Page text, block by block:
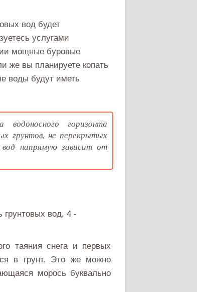
вод будет
услугами
мощные буровые
же вы планируете копать
воды будут иметь
горизонта
грунтов, не перекрытых
вод напрямую зависит от
вод, 4 -
таяния снега и первых
в грунт. Это же можно
морось буквально